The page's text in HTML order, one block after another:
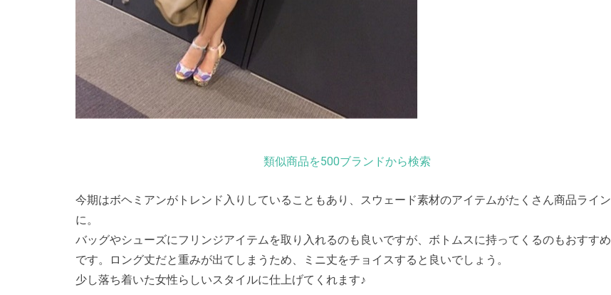
類似商品を500ブランドから検索
今期はボヘミアンがトレンド入りしていることもあり、スウェード素材のアイテムがたくさん商品ライン
に。
バッグやシューズにフリンジアイテムを取り入れるのも良いですが、ボトムスに持ってくるのもおすすめ
です。ロング丈だと重みが出てしまうため、ミニ丈をチョイスすると良いでしょう。
少し落ち着いた女性らしいスタイルに仕上げてくれます♪